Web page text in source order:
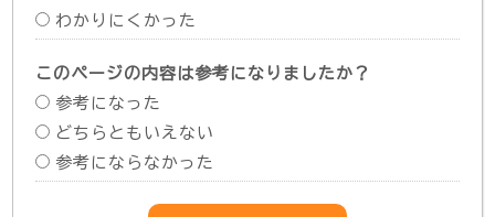
わかりにくかった
このページの内容は参考になりましたか？
参考になった
どちらともいえない
参考にならなかった